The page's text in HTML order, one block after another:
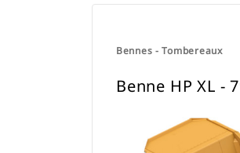
Bennes - Tombereaux
Benne HP XL -